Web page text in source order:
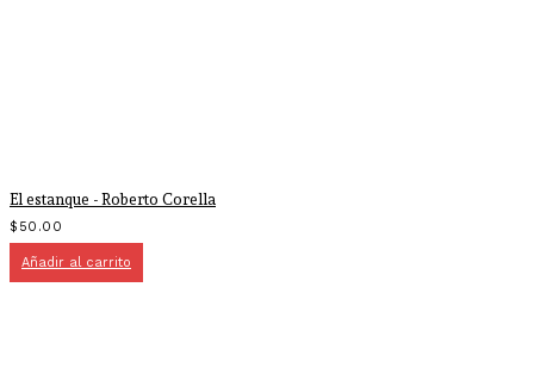
El estanque - Roberto Corella
$ 50.00
Añadir al carrito